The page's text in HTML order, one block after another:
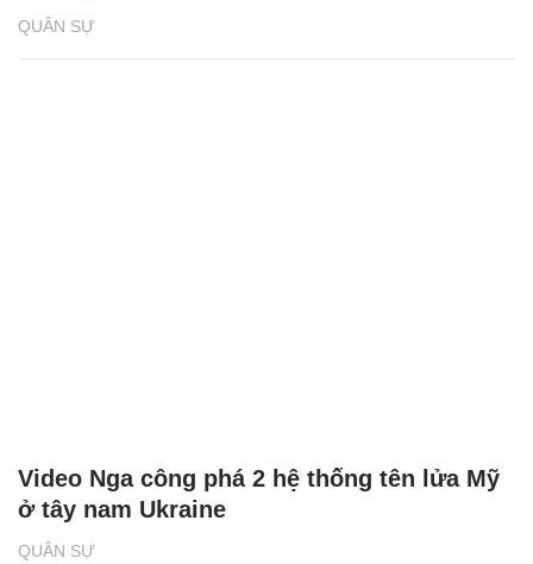
QUÂN SỰ
QUÂN SỰ
Video Nga công phá 2 hệ thống tên lửa Mỹ
ở tây nam Ukraine